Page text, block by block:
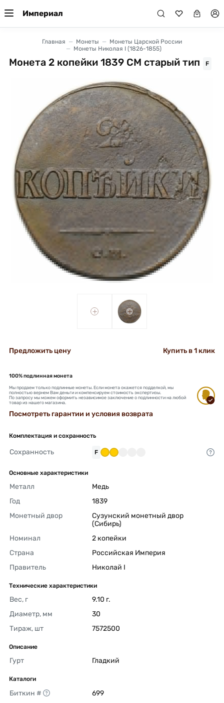
Империал
Главная Монеты
Монеты Царской России
Монеты Николая I (1826-1855)
Монета 2 копейки 1839 СМ старый тип F
+ +
Предложить цену Купить в 1 клик
100% подлинная монета
Мы продаем только подлинные монеты. Если монета окажется подделкой, мы
полностью вернем Вам деньги и компенсируем стоимость экспертизы.
По запросу мы можем оформить независимое заключение о подлинности на любой
товар из нашего магазина.
Посмотреть гарантии и условия возврата
Комплектация и сохранность
Сохранность F
Основные характеристики
Металл
Медь
Год
1839
Монетный двор
Сузунский монетный двор
(Сибирь)
Номинал
2 копейки
Страна
Российская Империя
Правитель
Николай I
Технические характеристики
Вес, г
9.10 г.
Диаметр, мм
30
Тираж, шт
7572500
Описание
Гурт Гладкий
Каталоги
Биткин #
699